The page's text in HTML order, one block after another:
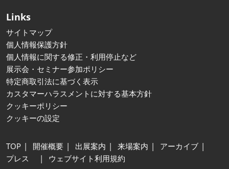
Links
サイトマップ
個人情報保護方針
個人情報に関する修正・利用停止など
展示会・セミナー参加ポリシー
特定商取引法に基づく表示
カスタマーハラスメントに対する基本方針
クッキーポリシー
クッキーの設定
TOP 開催概要 出展案内 来場案内
アーカイブ
プレス
ウェブサイト利用規約